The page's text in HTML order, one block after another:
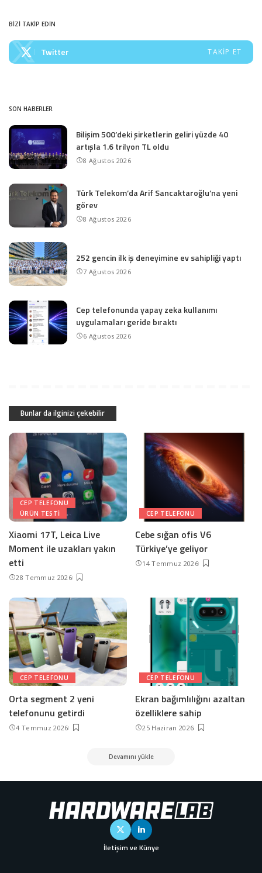
BİZİ TAKİP EDİN
Twitter TAKIP ET
SON HABERLER
Bilişim 500’deki şirketlerin geliri yüzde 40
artışla 1.6 trilyon TL oldu
8 Ağustos 2026
Türk Telekom’da Arif Sancaktaroğlu’na yeni
görev
8 Ağustos 2026
252 gencin ilk iş deneyimine ev sahipliği yaptı
7 Ağustos 2026
Cep telefonunda yapay zeka kullanımı
uygulamaları geride bıraktı
6 Ağustos 2026
Bunlar da ilginizi çekebilir
CEP TELEFONU
ÜRÜN TESTI
Xiaomi 17T, Leica Live
Moment ile uzakları yakın
etti
28 Temmuz 2026
CEP TELEFONU
Cebe sığan ofis V6
Türkiye’ye geliyor
14 Temmuz 2026
CEP TELEFONU
Orta segment 2 yeni
telefonunu getirdi
4 Temmuz 2026
CEP TELEFONU
Ekran bağımlılığını azaltan
özelliklere sahip
25 Haziran 2026
Devamını yükle
İletişim ve Künye